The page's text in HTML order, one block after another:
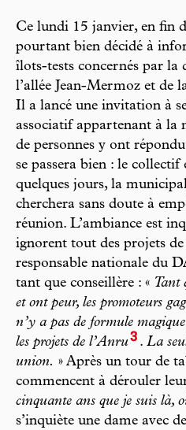
Ce lundi 15 janvier, en fin
pourtant bien décidé à
îlots-tests concernés par la
l’allée Jean-Mermoz et de
Il a lancé une invitation à
associatif appartenant à la
de personnes y ont
se passera bien : le
quelques jours, la
cherchera sans doute à
réunion. L’ambiance est
ignorent tout des projets
responsable nationale du
tant que conseillère : « Tant
et ont peur, les promoteurs
n’y a pas de formule
les projets de l’Anru3 . La
union. » Après un tour de
commencent à dérouler
cinquante ans que je suis là,
s’inquiète une dame avec